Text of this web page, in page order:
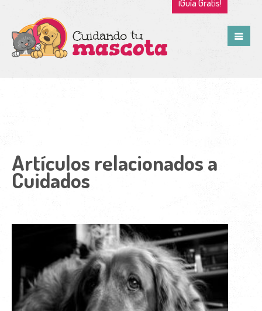
¡Guía Gratis!
Artículos relacionados a
Cuidados